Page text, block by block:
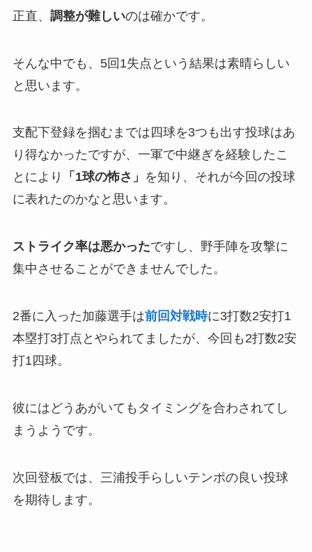
正直、 調整が難しいのは確かです。
そんな中でも、5回1失点という結果は素晴らしい
と思います。
支配下登録を掴むまでは四球を3つも出す投球はあ
り得なかったですが、一軍で中継ぎを経験したこ
とにより
「1球の怖さ」 を知り、それが今回の投球
に表れたのかなと思います。
ストライク率は悪かったですし、野手陣を攻撃に
集中させることができませんでした。
2番に入った加藤選手は前回対戦時に3打数2安打1
本塁打3打点とやられてましたが、今回も2打数2安
打1四球。
彼にはどうあがいてもタイミングを合わされてし
まうようです。
次回登板では、三浦投手らしいテンポの良い投球
を期待します。